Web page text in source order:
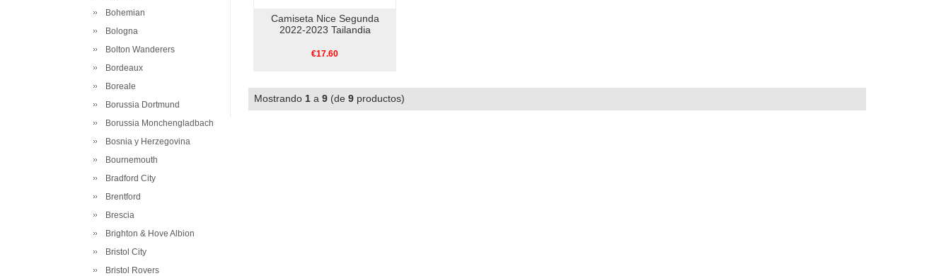
Bohemian
Bologna
Bolton Wanderers
Bordeaux
Boreale
Borussia Dortmund
Borussia Monchengladbach
Bosnia y Herzegovina
Bournemouth
Bradford City
Brentford
Brescia
Brighton & Hove Albion
Bristol City
Bristol Rovers
Camiseta Nice Segunda
2022-2023 Tailandia
€17.60
Mostrando 1 a 9 (de 9 productos)